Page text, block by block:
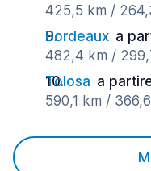
425,5 km /
Bordeaux a
482,4 km /
Tolosa a
590,1 km /